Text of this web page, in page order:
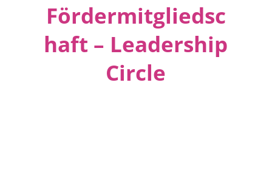
Fördermitgliedsc
haft – Leadership
Circle